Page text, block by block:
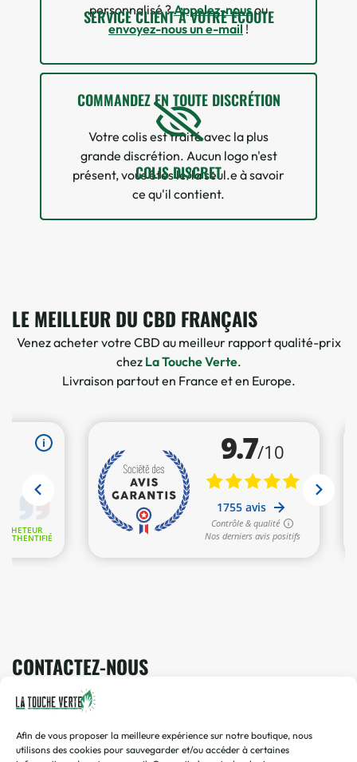
Afin de vous proposer la meilleure expérience sur notre boutique, nous
utilisons des cookies pour sauvegarder et/ou accéder à certaines
6 avis
SERVICE CLIENT À VOTRE ÉCOUTE
personnalisé ?Appelez-nousou
envoyez-nous un e-mail!
COLIS DISCRET
COMMANDEZ EN TOUTE DISCRÉTION
Votre colis est traité avec la plus
grande discrétion. Aucun logo n'est
présent, vous êtes le/la seul.e à savoir
ce qu'il contient.
LE MEILLEUR DU CBD FRANÇAIS
Venez acheter votre CBD au meilleur rapport qualité-prix
chez La Touche Verte.
Livraison partout en France et en Europe.
CONTACTEZ-NOUS
Vous avez une question ? Une demande ? Envoyez-nous un
mail !
contact@toucheverte.fr